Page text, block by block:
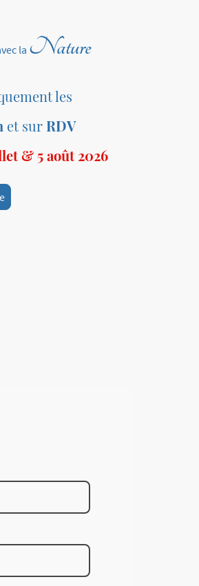
la Nature
les
et surRDV
& 5 août 2026